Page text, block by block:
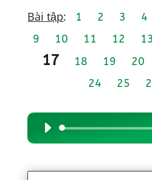
Bài tập: 1 2 3 4
9
10 11 12 13
17 18 19 20
24
25
Audio
Player